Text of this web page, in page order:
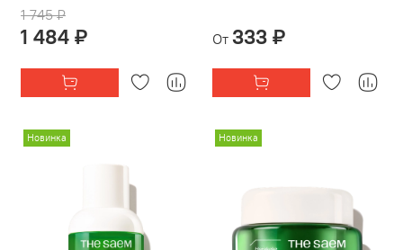
1 745 ₽
1 484 ₽ От 333 ₽
Новинка Новинка